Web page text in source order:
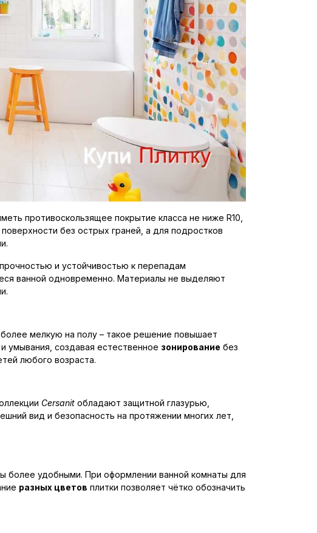
противоскользящее покрытие класса не ниже R10,
без острых граней, а для подростков
и устойчивостью к перепадам
ванной одновременно. Материалы не выделяют
мелкую на полу – такое решение повышает
умывания, создавая естественное зонирование без
любого возраста.
Cersanit обладают защитной глазурью,
вид и безопасность на протяжении многих лет,
более удобными. При оформлении ванной комнаты для
разных цветов плитки позволяет чётко обозначить